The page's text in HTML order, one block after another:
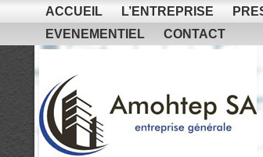
ACCUEIL L’ENTREPRISE
EVENEMENTIEL
CONTACT